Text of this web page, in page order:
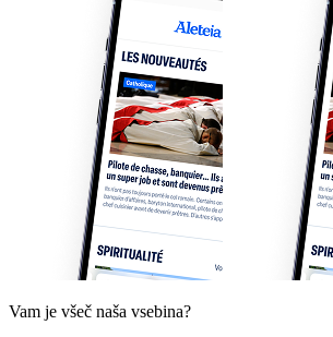
Vam je všeč naša vsebina?